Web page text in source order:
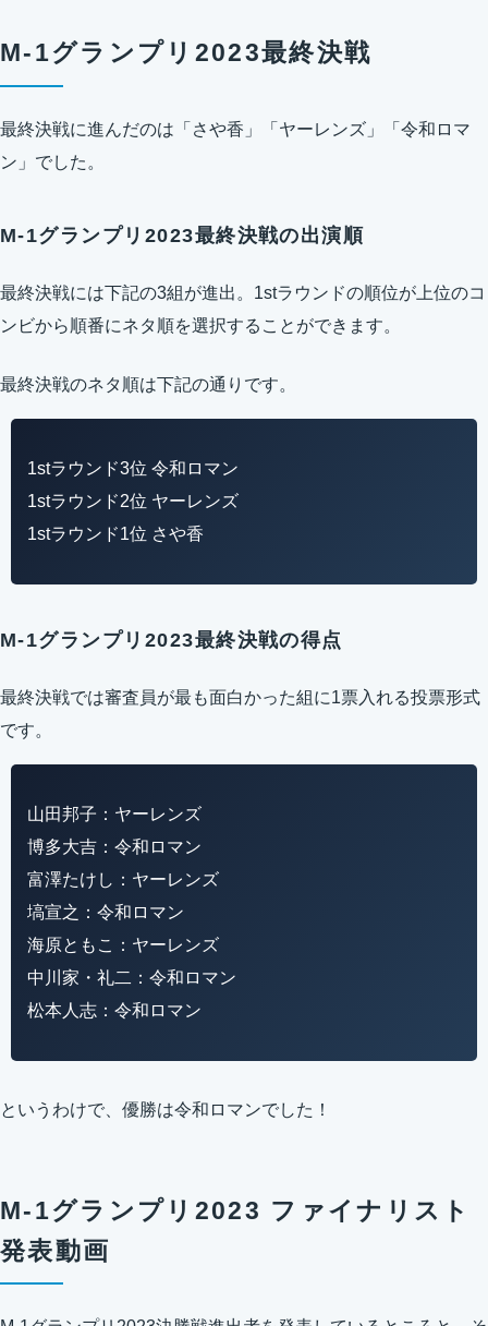
M-1グランプリ2023最終決戦
最終決戦に進んだのは「さや香」「ヤーレンズ」「令和ロマ
ン」でした。
M-1グランプリ2023最終決戦の出演順
最終決戦には下記の3組が進出。1stラウンドの順位が上位のコ
ンビから順番にネタ順を選択することができます。
最終決戦のネタ順は下記の通りです。
1stラウンド3位 令和ロマン
1stラウンド2位 ヤーレンズ
1stラウンド1位 さや香
M-1グランプリ2023最終決戦の得点
最終決戦では審査員が最も面白かった組に1票入れる投票形式
です。
山田邦子：ヤーレンズ
博多大吉：令和ロマン
富澤たけし：ヤーレンズ
塙宣之：令和ロマン
海原ともこ：ヤーレンズ
中川家・礼二：令和ロマン
松本人志：令和ロマン
というわけで、優勝は令和ロマンでした！
M-1グランプリ2023 ファイナリスト
発表動画